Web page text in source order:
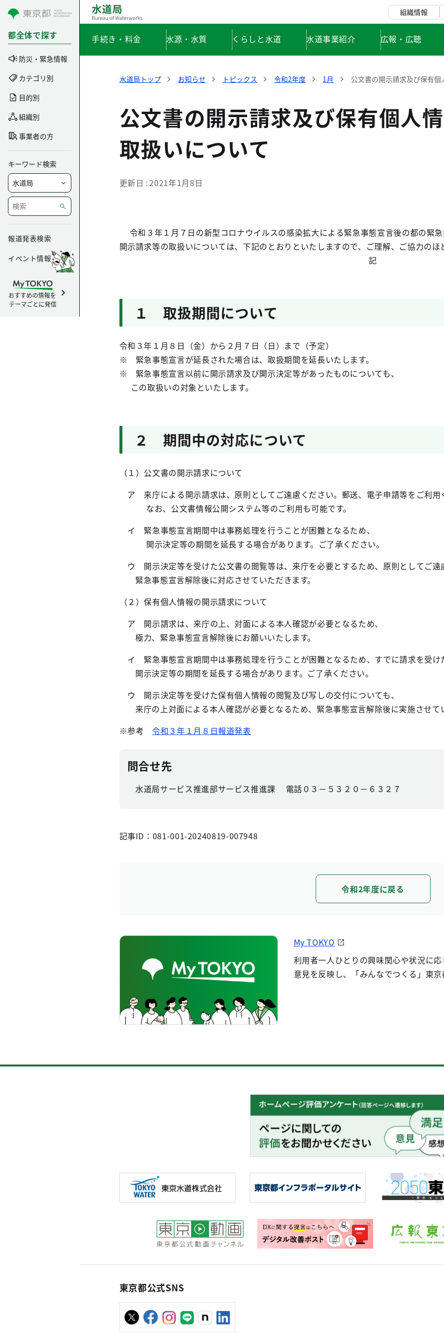
コンテンツにスキップ
都全体で探す
防災・緊急情報
カテゴリ別
目的別
組織別
事業者の方
キーワード検索
報道発表検索
イベント情報
おすすめの情報を
テーマごとに発信
組織情報
手続き・料金 水源・水質 くらしと水道 水道事業紹介 広報・広聴
水道局トップ お知らせ トピックス 令和2年度 1月 公文書の開示請求及び保有
公文書の開示請求及び保有個人
取扱いについて
更新日 2021年1月8日
令和３年１月７日の新型コロナウイルスの感染拡大による緊急事態宣言後の都の緊
開示請求等の取扱いについては、下記のとおりといたしますので、ご理解、ご協力のほ
記
１ 取扱期間について
令和３年１月８日（金）から２月７日（日）まで（予定）
※ 緊急事態宣言が延長された場合は、取扱期間を延長いたします。
※ 緊急事態宣言以前に開示請求及び開示決定等があったものについても、
この取扱いの対象といたします。
２ 期間中の対応について
（１）公文書の開示請求について
ア 来庁による開示請求は、原則としてご遠慮ください。郵送、電子申請等をご利用
なお、公文書情報公開システム等のご利用も可能です。
イ 緊急事態宣言期間中は事務処理を行うことが困難となるため、
開示決定等の期間を延長する場合があります。ご了承ください。
ウ 開示決定等を受けた公文書の閲覧等は、来庁を必要とするため、原則としてご遠
緊急事態宣言解除後に対応させていただきます。
（２）保有個人情報の開示請求について
ア 開示請求は、来庁の上、対面による本人確認が必要となるため、
極力、緊急事態宣言解除後にお願いいたします。
イ 緊急事態宣言期間中は事務処理を行うことが困難となるため、すでに請求を受け
開示決定等の期間を延長する場合があります。ご了承ください。
ウ 開示決定等を受けた保有個人情報の閲覧及び写しの交付についても、
来庁の上対面による本人確認が必要となるため、緊急事態宣言解除後に実施させて
※参考令和３年１月８日報道発表
問合せ先
水道局サービス推進部サービス推進課 電話０３－５３２０－６３２７
記事ID：081-001-20240819-007948
令和2年度に戻る
My TOKYO
利用者一人ひとりの興味関心や状況に
意見を反映し、「みんなでつくる」東京
東京都公式SNS